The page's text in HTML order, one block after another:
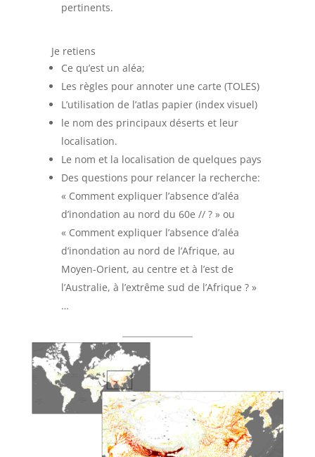
pertinents.
Je retiens
Ce qu’est un aléa;
Les règles pour annoter une carte (TOLES)
L’utilisation de l’atlas papier (index visuel)
le nom des principaux déserts et leur
localisation.
Le nom et la localisation de quelques pays
Des questions pour relancer la recherche:
« Comment expliquer l’absence d’aléa
d’inondation au nord du 60e // ? » ou
« Comment expliquer l’absence d’aléa
d’inondation au nord de l’Afrique, au
Moyen-Orient, au centre et à l’est de
l’Australie, à l’extrême sud de l’Afrique ? »
…